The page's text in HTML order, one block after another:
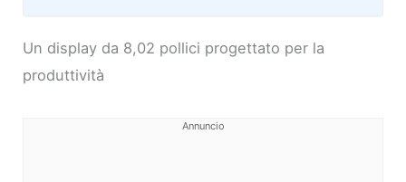
Un display da 8,02 pollici progettato per la
produttività
Annuncio